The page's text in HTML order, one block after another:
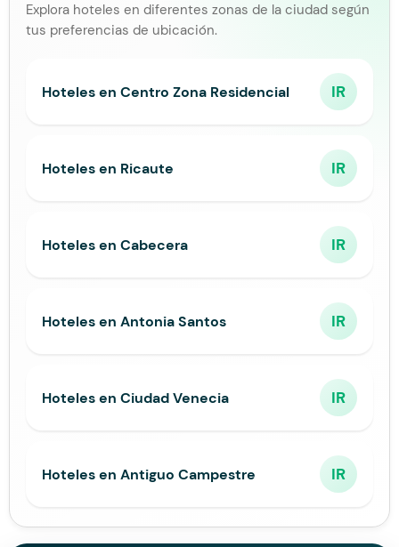
Explora hoteles en diferentes zonas de la ciudad según
tus preferencias de ubicación.
Hoteles en Centro Zona Residencial IR
Hoteles en Ricaute IR
Hoteles en Cabecera IR
Hoteles en Antonia Santos IR
Hoteles en Ciudad Venecia IR
Hoteles en Antiguo Campestre IR